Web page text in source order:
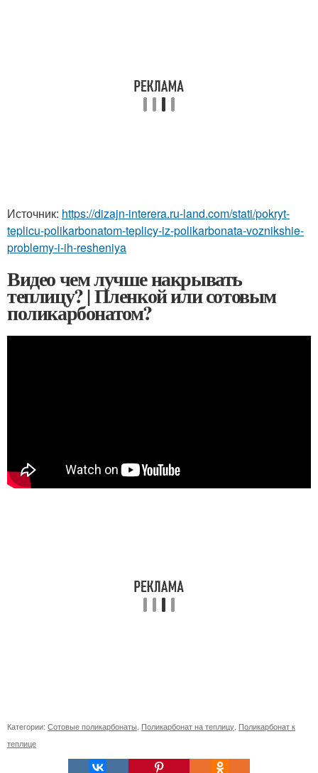
Источник: https://dizajn-interera.ru-land.com/stati/pokryt-
teplicu-polikarbonatom-teplicy-iz-polikarbonata-voznikshie-
problemy-i-ih-resheniya
Видео чем лучше накрывать
теплицу? | Пленкой или сотовым
поликарбонатом?
Категории: Сотовые поликарбонаты Поликарбонат на теплицу Поликарбонат к
теплице